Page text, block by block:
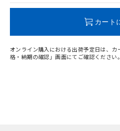
カート
オンライン購入における出荷予定日は、
格・納期の確認」画面にてご確認ください。